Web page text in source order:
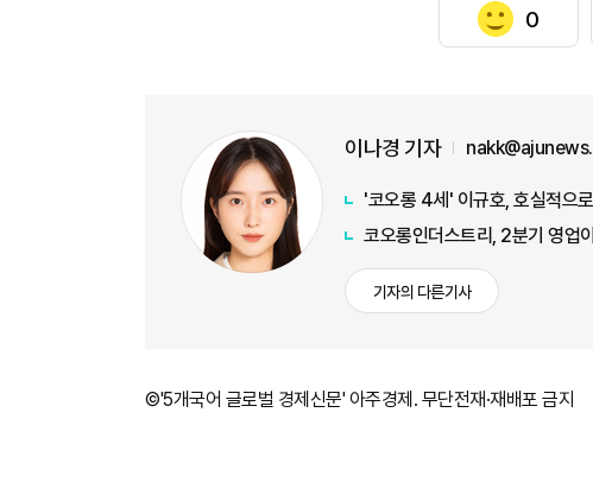
0
이나경 기자
'코오롱 4세' 이규호, 호실적으
코오롱인더스트리, 2분기 영
기자의 다른기사
©'5개국어 글로벌 경제신문' 아주경제. 무단전재·재배포 금지